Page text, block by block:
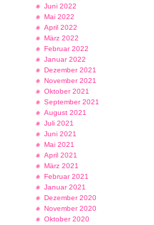
Juni 2022
Mai 2022
April 2022
März 2022
Februar 2022
Januar 2022
Dezember 2021
November 2021
Oktober 2021
September 2021
August 2021
Juli 2021
Juni 2021
Mai 2021
April 2021
März 2021
Februar 2021
Januar 2021
Dezember 2020
November 2020
Oktober 2020